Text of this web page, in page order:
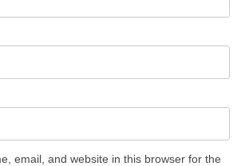
email, and website in this browser for the